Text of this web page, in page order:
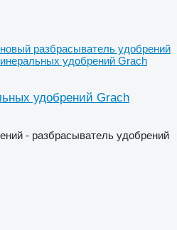
новый разбрасыватель удобрений
удобрений Grach
удобрений Grach
- разбрасыватель удобрений